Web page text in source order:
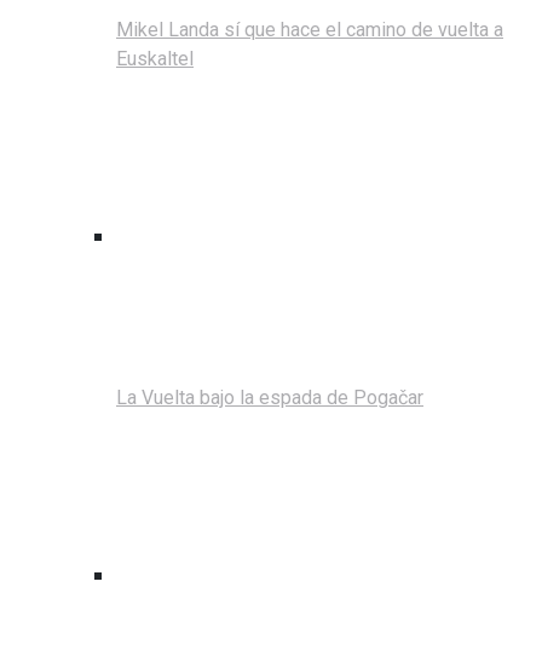
Mikel Landa sí que hace el camino de vuelta a
Euskaltel
La Vuelta bajo la espada de Pogačar